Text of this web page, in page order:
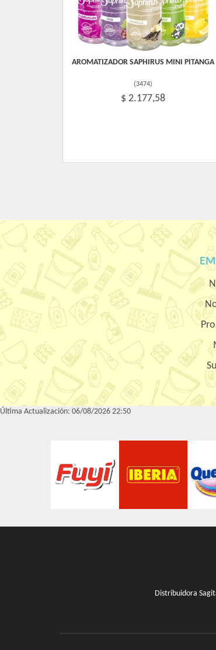
AROMATIZADOR SAPHIRUS MINI PITANGA
(3474)
$ 2.177,58
Última Actualización: 06/08/2026 22:50
Distribuidora